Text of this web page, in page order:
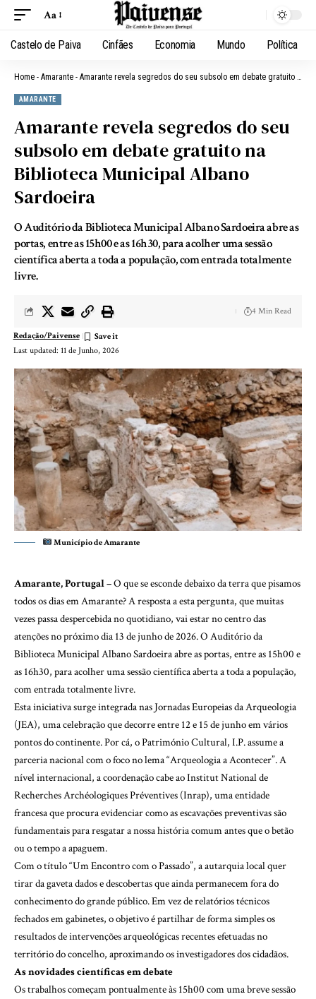
Aa
Castelo de Paiva Cinfães Economia Mundo Política
Home - Amarante - Amarante revela segredos do seu subsolo em debate gratuito na Biblioteca Municipal Albano Sardoeira
AMARANTE
Amarante revela segredos do seu
subsolo em debate gratuito na
Biblioteca Municipal Albano
Sardoeira
O Auditório da Biblioteca Municipal Albano Sardoeira abre as
portas, entre as 15h00 e as 16h30, para acolher uma sessão
científica aberta a toda a população, com entrada totalmente
livre.
Last updated: 11 de Junho, 2026
Redação/Paivense
4 Min Read
Município de Amarante
Amarante, Portugal –O que se esconde debaixo da terra que pisamos
todos os dias em Amarante? A resposta a esta pergunta, que muitas
vezes passa despercebida no quotidiano, vai estar no centro das
atenções no próximo dia 13 de junho de 2026. O Auditório da
Biblioteca Municipal Albano Sardoeira abre as portas, entre as 15h00 e
as 16h30, para acolher uma sessão científica aberta a toda a população,
com entrada totalmente livre.
Esta iniciativa surge integrada nas Jornadas Europeias da Arqueologia
(JEA), uma celebração que decorre entre 12 e 15 de junho em vários
pontos do continente. Por cá, o Património Cultural, I.P. assume a
parceria nacional com o foco no lema “Arqueologia a Acontecer”. A
nível internacional, a coordenação cabe ao Institut National de
Recherches Archéologiques Préventives (Inrap), uma entidade
francesa que procura evidenciar como as escavações preventivas são
fundamentais para resgatar a nossa história comum antes que o betão
ou o tempo a apaguem.
Com o título “Um Encontro com o Passado”, a autarquia local quer
tirar da gaveta dados e descobertas que ainda permanecem fora do
conhecimento do grande público. Em vez de relatórios técnicos
fechados em gabinetes, o objetivo é partilhar de forma simples os
resultados de intervenções arqueológicas recentes efetuadas no
território do concelho, aproximando os investigadores dos cidadãos.
As novidades científicas em debate
Os trabalhos começam pontualmente às 15h00 com uma breve sessão